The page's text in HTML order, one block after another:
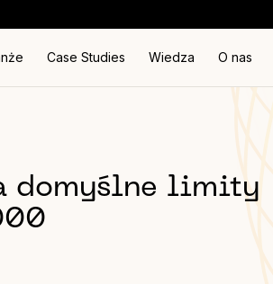
Case Studies Wiedza O nas
domyślne limity